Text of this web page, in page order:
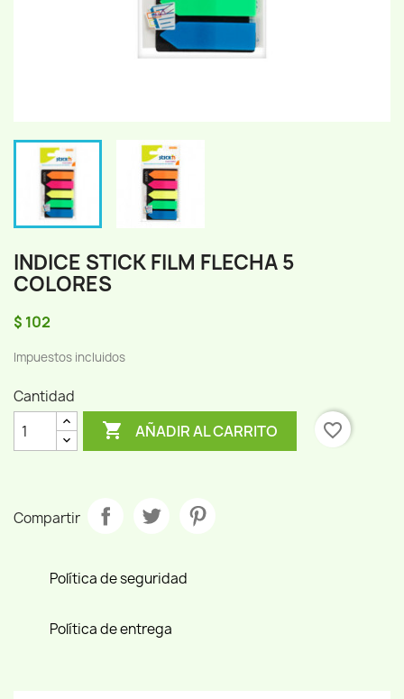
INDICE STICK FILM FLECHA 5
COLORES
$ 102
Impuestos incluidos
Cantidad
 AÑADIR AL CARRITO favorite_border
Compartir
Política de seguridad
Política de entrega